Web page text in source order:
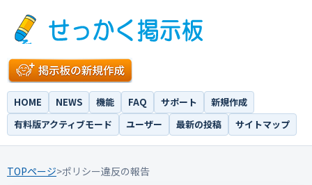
HOME NEWS 機能 FAQ サポート
新規作成
有料版アクティブモード
ユーザー 最新の投稿 サイトマップ
TOPページ>ポリシー違反の報告